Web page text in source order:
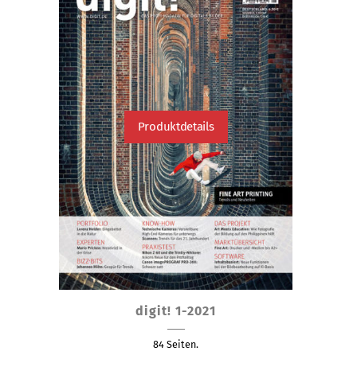
Produktdetails
digit! 1-2021
84 Seiten.